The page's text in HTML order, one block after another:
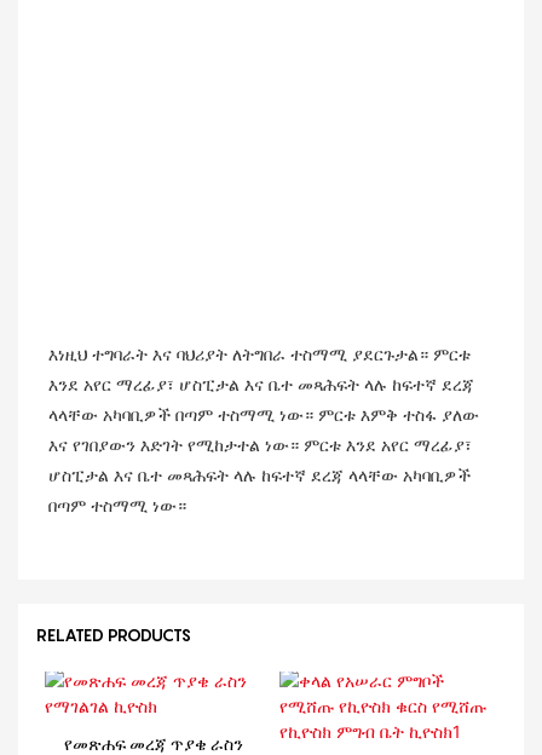
እነዚህ ተግባራት እና ባህሪያት ለትግበራ ተስማሚ ያደርጉታል። ምርቱ
እንደ አየር ማረፊያ፣ ሆስፒታል እና ቤተ መጻሕፍት ላሉ ከፍተኛ ደረጃ
ላላቸው አካባቢዎች በጣም ተስማሚ ነው። ምርቱ እምቅ ተስፋ ያለው
እና የገበያውን እድገት የሚከታተል ነው። ምርቱ እንደ አየር ማረፊያ፣
ሆስፒታል እና ቤተ መጻሕፍት ላሉ ከፍተኛ ደረጃ ላላቸው አካባቢዎች
በጣም ተስማሚ ነው።
RELATED PRODUCTS
የመጽሐፍ መረጃ ጥያቄ ራስን